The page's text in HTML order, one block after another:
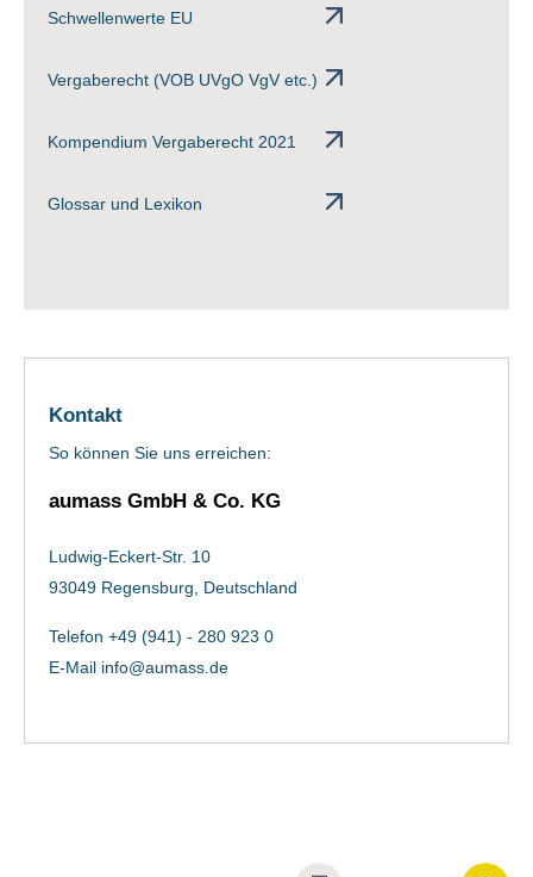
Schwellenwerte EU
Vergaberecht (VOB UVgO VgV etc.)
Kompendium Vergaberecht 2021
Glossar und Lexikon
Kontakt
So können Sie uns erreichen:
aumass GmbH & Co. KG
Ludwig-Eckert-Str. 10
93049 Regensburg, Deutschland
Telefon +49 (941) - 280 923 0
E-Mail info@aumass.de